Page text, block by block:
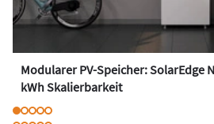
Modularer PV-Speicher: SolarEdge
kWh Skalierbarkeit